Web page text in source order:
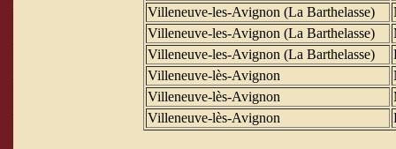
Villeneuve-les-Avignon (La Barthelasse)
Villeneuve-les-Avignon (La Barthelasse)
Villeneuve-les-Avignon (La Barthelasse)
Villeneuve-lès-Avignon
Villeneuve-lès-Avignon
Villeneuve-lès-Avignon